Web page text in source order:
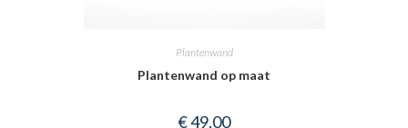
Plantenwand
Plantenwand op maat
€49,00